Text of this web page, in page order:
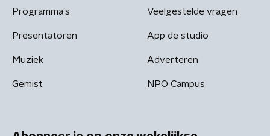
Programma's
Presentatoren
Muziek
Gemist
Veelgestelde vragen
App de studio
Adverteren
NPO Campus